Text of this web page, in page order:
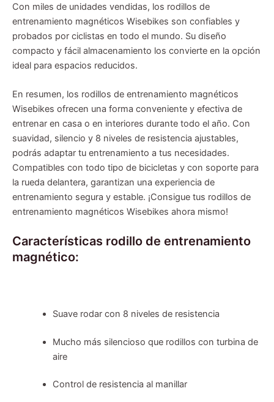
Con miles de unidades vendidas, los rodillos de
entrenamiento magnéticos Wisebikes son confiables y
probados por ciclistas en todo el mundo. Su diseño
compacto y fácil almacenamiento los convierte en la opción
ideal para espacios reducidos.
En resumen, los rodillos de entrenamiento magnéticos
Wisebikes ofrecen una forma conveniente y efectiva de
entrenar en casa o en interiores durante todo el año. Con
suavidad, silencio y 8 niveles de resistencia ajustables,
podrás adaptar tu entrenamiento a tus necesidades.
Compatibles con todo tipo de bicicletas y con soporte para
la rueda delantera, garantizan una experiencia de
entrenamiento segura y estable. ¡Consigue tus rodillos de
entrenamiento magnéticos Wisebikes ahora mismo!
Características rodillo de entrenamiento
magnético:
Suave rodar con 8 niveles de resistencia
Mucho más silencioso que rodillos con turbina de
aire
Control de resistencia al manillar